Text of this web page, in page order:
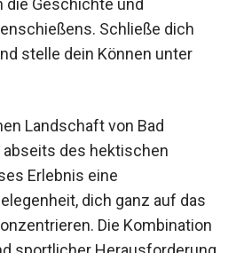
Einblicke in die
des
dich dieser Zeitreise
unter Beweis!
Landschaft von Bad
abseits des hektischen
Erlebnis eine
dich ganz auf
konzentrieren. Die